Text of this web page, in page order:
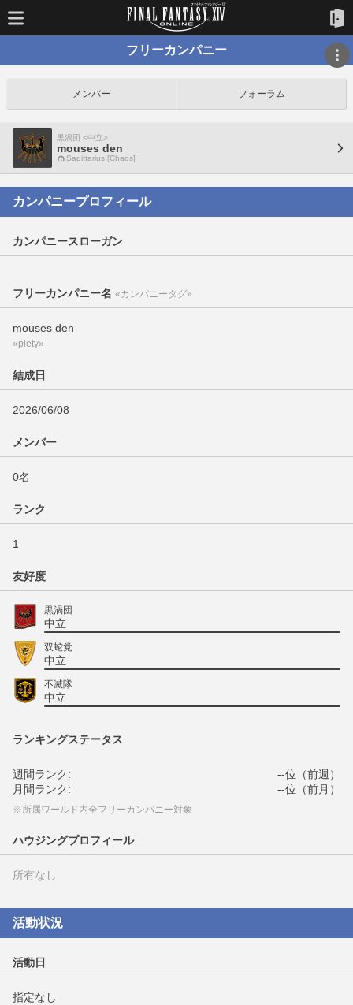
フリーカンパニー
メンバー フォーラム
黒渦団 <中立>
mouses den
Sagittarius [Chaos]
カンパニープロフィール
カンパニースローガン
フリーカンパニー名 «カンパニータグ»
mouses den
«piety»
結成日
2026/06/08
メンバー
0名
ランク
1
友好度
黒渦団
中立
双蛇党
中立
不滅隊
中立
ランキングステータス
週間ランク:
--位（前週）
月間ランク:
--位（前月）
※所属ワールド内全フリーカンパニー対象
ハウジングプロフィール
所有なし
活動状況
活動日
指定なし